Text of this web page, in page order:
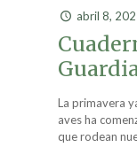
abril 8,
La primavera
aves ha
que rodean